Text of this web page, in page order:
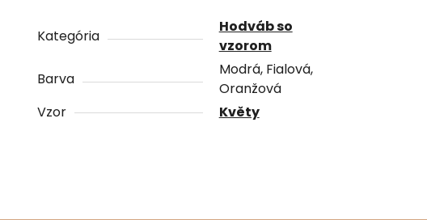
Kategória
Hodváb so
vzorom
Barva
Modrá, Fialová,
Oranžová
Vzor
Květy